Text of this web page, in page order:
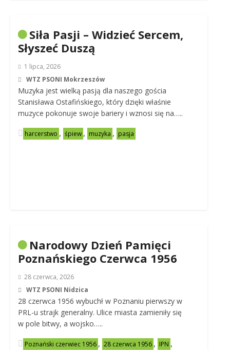
Siła Pasji – Widzieć Sercem,
Słyszeć Duszą
1 lipca, 2026
WTZ PSONI Mokrzeszów
Muzyka jest wielką pasją dla naszego gościa
Stanisława Ostafińskiego, który dzięki właśnie
muzyce pokonuje swoje bariery i wznosi się na…..
harcerstwo , śpiew , muzyka , pasja
Narodowy Dzień Pamięci
Poznańskiego Czerwca 1956
28 czerwca, 2026
WTZ PSONI Nidzica
28 czerwca 1956 wybuchł w Poznaniu pierwszy w
PRL-u strajk generalny. Ulice miasta zamieniły się
w pole bitwy, a wojsko…..
Poznański czerwiec 1956 , 28 czerwca 1956 , IPN ,